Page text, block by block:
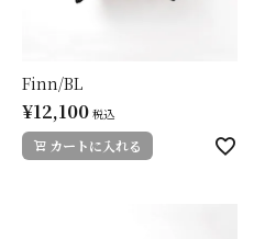
Finn/BL
¥12,100 税込
カートに入れる